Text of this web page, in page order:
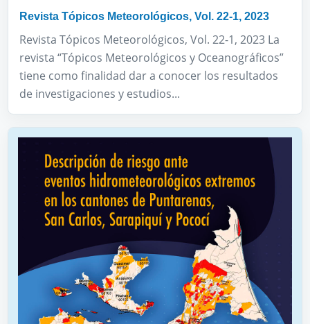
Revista Tópicos Meteorológicos, Vol. 22-1, 2023
Revista Tópicos Meteorológicos, Vol. 22-1, 2023 La
revista “Tópicos Meteorológicos y Oceanográficos”
tiene como finalidad dar a conocer los resultados
de investigaciones y estudios...